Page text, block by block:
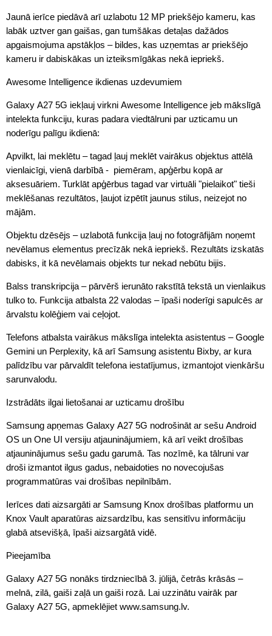
Jaunā ierīce piedāvā arī uzlabotu 12 MP priekšējo kameru, kas
labāk uztver gan gaišas, gan tumšākas detaļas dažādos
apgaismojuma apstākļos – bildes, kas uzņemtas ar priekšējo
kameru ir dabiskākas un izteiksmīgākas nekā iepriekš.
Awesome Intelligence ikdienas uzdevumiem
Galaxy A27 5G iekļauj virkni Awesome Intelligence jeb mākslīgā
intelekta funkciju, kuras padara viedtālruni par uzticamu un
noderīgu palīgu ikdienā:
Apvilkt, lai meklētu – tagad ļauj meklēt vairākus objektus attēlā
vienlaicīgi, vienā darbībā - piemēram, apģērbu kopā ar
aksesuāriem. Turklāt apģērbus tagad var virtuāli "pielaikot" tieši
meklēšanas rezultātos, ļaujot izpētīt jaunus stilus, neizejot no
mājām.
Objektu dzēsējs – uzlabotā funkcija ļauj no fotogrāfijām noņemt
nevēlamus elementus precīzāk nekā iepriekš. Rezultāts izskatās
dabisks, it kā nevēlamais objekts tur nekad nebūtu bijis.
Balss transkripcija – pārvērš ierunāto rakstītā tekstā un vienlaikus
tulko to. Funkcija atbalsta 22 valodas – īpaši noderīgi sapulcēs ar
ārvalstu kolēģiem vai ceļojot.
Telefons atbalsta vairākus mākslīga intelekta asistentus – Google
Gemini un Perplexity, kā arī Samsung asistentu Bixby, ar kura
palīdzību var pārvaldīt telefona iestatījumus, izmantojot vienkāršu
sarunvalodu.
Izstrādāts ilgai lietošanai ar uzticamu drošību
Samsung apņemas Galaxy A27 5G nodrošināt ar sešu Android
OS un One UI versiju atjauninājumiem, kā arī veikt drošības
atjauninājumus sešu gadu garumā. Tas nozīmē, ka tālruni var
droši izmantot ilgus gadus, nebaidoties no novecojušas
programmatūras vai drošības nepilnībām.
Ierīces dati aizsargāti ar Samsung Knox drošības platformu un
Knox Vault aparatūras aizsardzību, kas sensitīvu informāciju
glabā atsevišķā, īpaši aizsargātā vidē.
Pieejamība
Galaxy A27 5G nonāks tirdzniecībā 3. jūlijā, četrās krāsās –
melnā, zilā, gaiši zaļā un gaiši rozā. Lai uzzinātu vairāk par
Galaxy A27 5G, apmeklējiet www.samsung.lv.